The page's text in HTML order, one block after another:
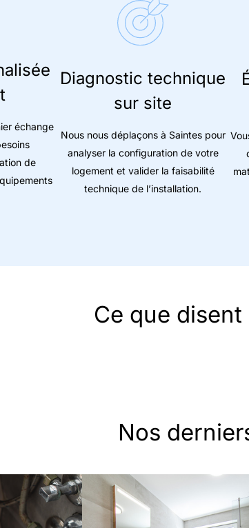
échange
de
Diagnostic technique
sur site
Nous nous déplaçons à Saintes pour
analyser la configuration de votre
logement et valider la faisabilité
technique de l’installation.
Ce que
Nos